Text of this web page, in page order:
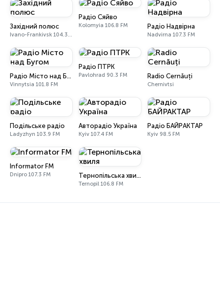
Західний полюс
Ivano-Frankivsk 104.3 FM
Радіо Сяйво
Kolomyia 106.8 FM Радіо Надвірна
Nadvirna 107.3 FM
Радіо Місто над Бугом
Vinnytsia 101.8 FM
Радіо ПТРК
Pavlohrad 90.3 FM Radio Cernăuți
Chernivtsi
Подільське радіо
Ladyzhyn 103.9 FM
Авторадіо Україна
Kyiv 107.4 FM
Радіо БАЙРАКТАР
Kyiv 98.5 FM
Informator FM
Dnipro 107.3 FM Тернопільська хвиля
Ternopil 106.8 FM